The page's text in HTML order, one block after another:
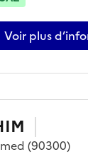
Voir plus
sur jérémy zoric
(90300)